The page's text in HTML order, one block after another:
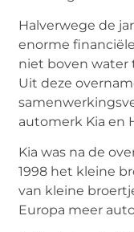
Halverwege de
enorme
niet boven water
Uit deze
automerk Kia en
Kia was na de
1998 het kleine
van kleine
Europa meer